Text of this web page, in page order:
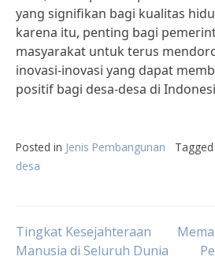
yang signifikan bagi kualitas
karena itu, penting bagi
masyarakat untuk terus
inovasi-inovasi yang dapat
positif bagi desa-desa di
Posted in Jenis Pembangunan Tagged
desa
Post
Tingkat Kesejahteraan
Manusia di Seluruh Dunia